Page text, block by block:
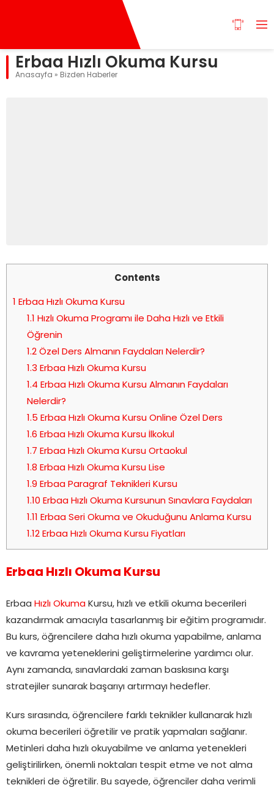
Erbaa Hızlı Okuma Kursu
Anasayfa » Bizden Haberler
Contents
1 Erbaa Hızlı Okuma Kursu
1.1 Hızlı Okuma Programı ile Daha Hızlı ve Etkili
Öğrenin
1.2Özel Ders Almanın Faydaları Nelerdir?
1.3 Erbaa Hızlı Okuma Kursu
1.4 Erbaa Hızlı Okuma Kursu Almanın Faydaları
Nelerdir?
1.5 Erbaa Hızlı Okuma Kursu Online Özel Ders
1.6 Erbaa Hızlı Okuma Kursu İlkokul
1.7 Erbaa Hızlı Okuma Kursu Ortaokul
1.8 Erbaa Hızlı Okuma Kursu Lise
1.9 Erbaa Paragraf Teknikleri Kursu
1.10 Erbaa Hızlı Okuma Kursunun Sınavlara Faydaları
1.11 Erbaa Seri Okuma ve Okuduğunu Anlama Kursu
1.12Erbaa Hızlı Okuma Kursu Fiyatları
Erbaa Hızlı Okuma Kursu
Erbaa Hızlı Okuma Kursu, hızlı ve etkili okuma becerileri
kazandırmak amacıyla tasarlanmış bir eğitim programıdır.
Bu kurs, öğrencilere daha hızlı okuma yapabilme, anlama
ve kavrama yeteneklerini geliştirmelerine yardımcı olur.
Aynı zamanda, sınavlardaki zaman baskısına karşı
stratejiler sunarak başarıyı artırmayı hedefler.
Kurs sırasında, öğrencilere farklı teknikler kullanarak hızlı
okuma becerileri öğretilir ve pratik yapmaları sağlanır.
Metinleri daha hızlı okuyabilme ve anlama yetenekleri
geliştirilirken, önemli noktaları tespit etme ve not alma
teknikleri de öğretilir. Bu sayede, öğrenciler daha verimli